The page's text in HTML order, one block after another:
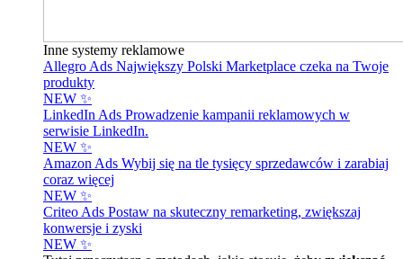
Inne systemy reklamowe
Allegro Ads Największy Polski Marketplace czeka na Twoje
produkty
NEW ✨
LinkedIn Ads Prowadzenie kampanii reklamowych w
serwisie LinkedIn.
NEW ✨
Amazon Ads Wybij się na tle tysięcy sprzedawców i zarabiaj
coraz więcej
NEW ✨
Criteo Ads Postaw na skuteczny remarketing, zwiększaj
konwersje i zyski
NEW ✨